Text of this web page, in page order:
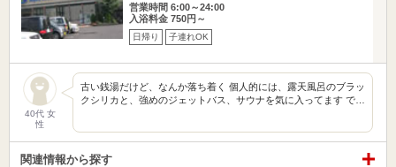
営業時間 6:00～24:00
入浴料金 750円～
日帰り 子連れOK
40代 女
性
古い銭湯だけど、なんか落ち着く 個人的には、露天風呂のブラッ
クシリカと、強めのジェットバス、サウナを気に入ってます で…
関連情報から探す